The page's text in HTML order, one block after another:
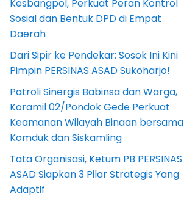
Kesbangpol, Perkuat Peran Kontrol
Sosial dan Bentuk DPD di Empat
Daerah
Dari Sipir ke Pendekar: Sosok Ini Kini
Pimpin PERSINAS ASAD Sukoharjo!
Patroli Sinergis Babinsa dan Warga,
Koramil 02/Pondok Gede Perkuat
Keamanan Wilayah Binaan bersama
Komduk dan Siskamling
Tata Organisasi, Ketum PB PERSINAS
ASAD Siapkan 3 Pilar Strategis Yang
Adaptif